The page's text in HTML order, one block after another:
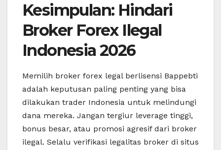
Kesimpulan: Hindari
Broker Forex Ilegal
Indonesia 2026
Memilih broker forex legal berlisensi Bappebti
adalah keputusan paling penting yang bisa
dilakukan trader Indonesia untuk melindungi
dana mereka. Jangan tergiur leverage tinggi,
bonus besar, atau promosi agresif dari broker
ilegal. Selalu verifikasi legalitas broker di situs